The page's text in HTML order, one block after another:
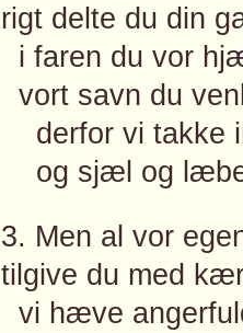
rigt delte du din
i faren du vor
vort savn du
derfor vi takke
og sjæl og
3. Men al vor
tilgive du med
vi hæve